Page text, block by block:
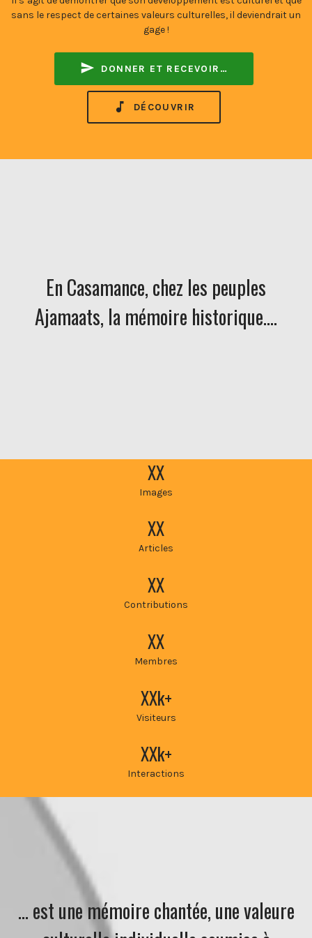
sans le respect de certaines valeurs culturelles, il deviendrait un
gage !
DONNER ET RECEVOIR…
DÉCOUVRIR
En Casamance, chez les peuples
Ajamaats, la mémoire historique….
XX
Images
XX
Articles
XX
Contributions
XX
Membres
XXk+
Visiteurs
XXk+
Interactions
… est une mémoire chantée, une valeure